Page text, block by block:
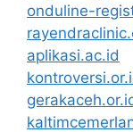
onduline-
aplikasi.ac.id